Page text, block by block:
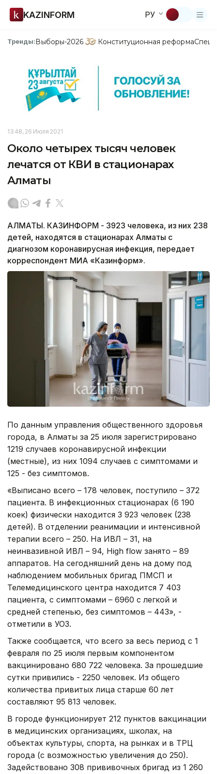
KAZINFORM РУ
Тренды:Выборы-2026 Конституционная реформа
13:48, 26 Июля 2021
Около четырех тысяч человек
лечатся от КВИ в стационарах
Алматы
АЛМАТЫ. КАЗИНФОРМ - 3923 человека, из них 238
детей, находятся в стационарах Алматы с
диагнозом коронавирусная инфекция, передает
корреспондент МИА «Казинформ».
По данным управления общественного здоровья
города, в Алматы за 25 июля зарегистрировано
1219 случаев коронавирусной инфекции
(местные), из них 1094 случаев с симптомами и
125 - без симптомов.
«Выписано всего – 178 человек, поступило – 372
пациента. В инфекционных стационарах (6 190
коек) физически находится 3 923 человек (238
детей). В отделении реанимации и интенсивной
терапии всего – 250. На ИВЛ – 31, на
неинвазивной ИВЛ – 94, High flow занято – 89
аппаратов. На сегодняшний день на дому под
наблюдением мобильных бригад ПМСП и
Телемедицинского центра находится 7 403
пациента, с симптомами – 6960 с легкой и
средней степенью, без симптомов – 443», -
отметили в УОЗ.
Также сообщается, что всего за весь период с 1
февраля по 25 июля первым компонентом
вакцинировано 680 722 человека. За прошедшие
сутки привились - 2250 человек. Из общего
количества привитых лица старше 60 лет
составляют 95 813 человек.
В городе функционирует 212 пунктов вакцинации
в медицинских организациях, школах, на
объектах культуры, спорта, на рынках и в ТРЦ
города (с возможностью увеличения до 250).
Задействовано 308 прививочных бригад из 1 260